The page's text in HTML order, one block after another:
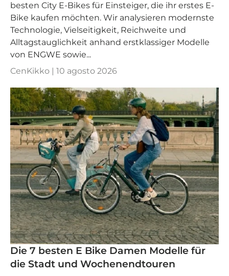
besten City E-Bikes für Einsteiger, die ihr erstes E-
Bike kaufen möchten. Wir analysieren modernste
Technologie, Vielseitigkeit, Reichweite und
Alltagstauglichkeit anhand erstklassiger Modelle
von ENGWE sowie...
CenKikko | 10 agosto 2026
Die 7 besten E Bike Damen Modelle für
die Stadt und Wochenendtouren